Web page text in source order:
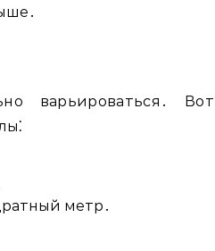
варьироваться․ Вот
метр․